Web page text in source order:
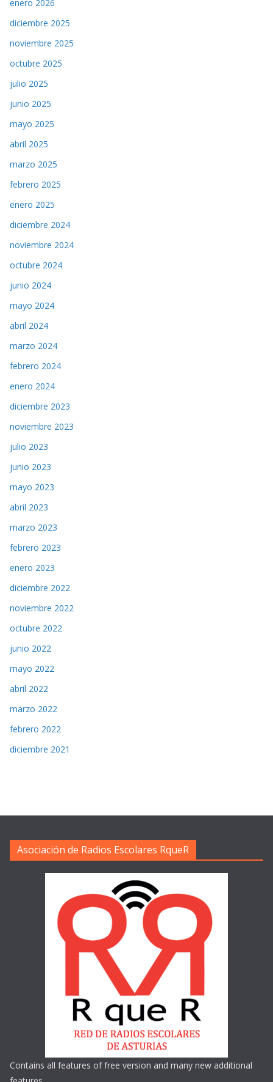
enero 2026
diciembre 2025
noviembre 2025
octubre 2025
julio 2025
junio 2025
mayo 2025
abril 2025
marzo 2025
febrero 2025
enero 2025
diciembre 2024
noviembre 2024
octubre 2024
junio 2024
mayo 2024
abril 2024
marzo 2024
febrero 2024
enero 2024
diciembre 2023
noviembre 2023
julio 2023
junio 2023
mayo 2023
abril 2023
marzo 2023
febrero 2023
enero 2023
diciembre 2022
noviembre 2022
octubre 2022
junio 2022
mayo 2022
abril 2022
marzo 2022
febrero 2022
diciembre 2021
Asociación de Radios Escolares RqueR
Contains all features of free version and many new additional